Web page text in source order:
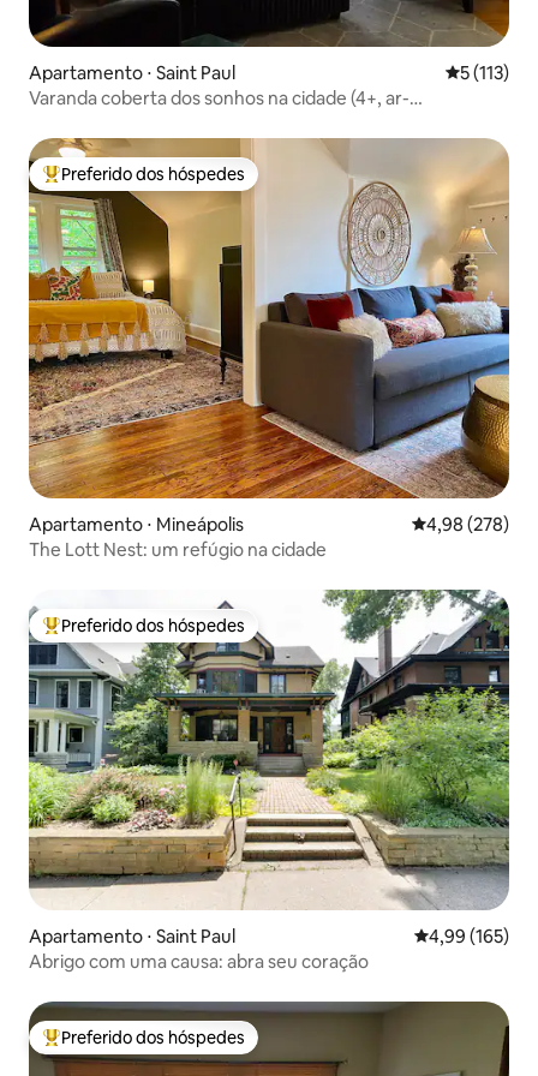
Apartamento ⋅ Saint Paul 5 de uma
5 (113)
Varanda coberta dos sonhos na cidade (4+, ar-
Entre os melhores preferidos dos hóspedes
Preferido dos hóspedes
Apartamento ⋅ Mineápolis 4,98 de uma
4,98 (278)
The Lott Nest: um refúgio na cidade
Entre os melhores preferidos dos hóspedes
Preferido dos hóspedes
Apartamento ⋅ Saint Paul 4,99 de uma
4,99 (165)
Abrigo com uma causa: abra seu coração
Entre os melhores preferidos dos hóspedes
Preferido dos hóspedes